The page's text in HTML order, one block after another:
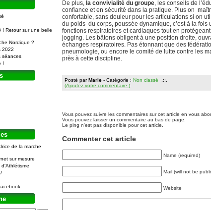
De plus, la convivialité du groupe, les conseils de
confiance et en sécurité dans la pratique. Plus on
confortable, sans douleur pour les articulations si on
du poids du corps, poussée dynamique, c’est à la fois
fonctions respiratoires et cardiaques tout en
jogging. Les bâtons obligent à une position droite,
échanges respiratoires. Pas étonnant que des
pneumologie, ou encore le comité de lutte contre les
près à cette discipline.
Posté parMarie - Catégorie : Non classé .::.
(Ajoutez votre commentaire )
Vous pouvez suivre les commentaires sur cet article en vous
Vous pouvez laisser un commentaire au bas de page.
Le ping n'est pas disponible pour cet article.
Commenter cet article
Name (required)
Mail (will not be
Website
! Retour sur une belle
Nordique ?
2022
séances
!
de la marche
sur mesure